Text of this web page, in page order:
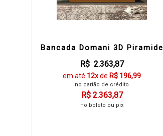
Bancada Domani 3D Piramide
R$ 2.363,87
em até 12xde R$ 196,99
no cartão de crédito
R$ 2.363,87
no boleto ou pix